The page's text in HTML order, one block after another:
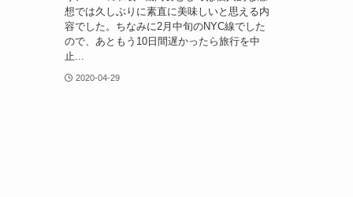
想では久しぶりに素直に美味しいと思える内
容でした。ちなみに2月中旬のNYC線でした
ので、あともう10日間遅かったら旅行を中
止...
2020-04-29